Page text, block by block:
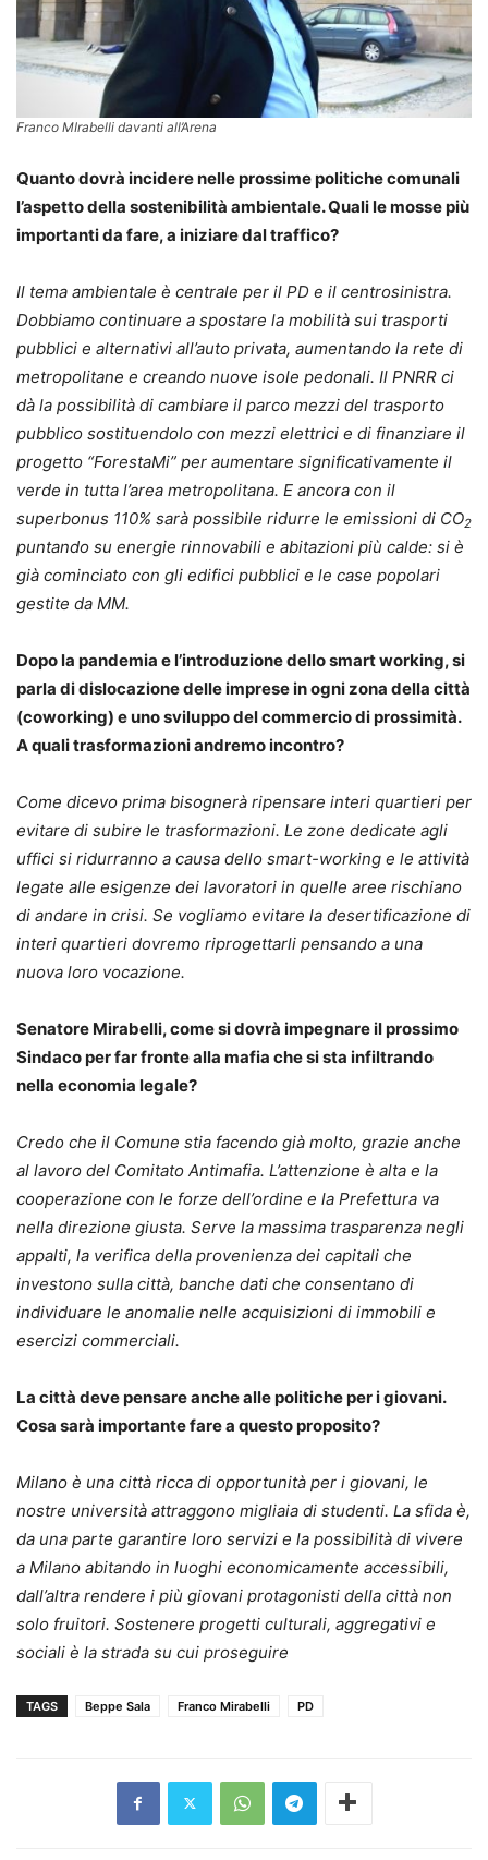
Franco MIrabelli davanti all’Arena
Quanto dovrà incidere nelle prossime politiche comunali
l’aspetto della sostenibilità ambientale. Quali le mosse più
importanti da fare, a iniziare dal traffico?
Il tema ambientale è centrale per il PD e il centrosinistra.
Dobbiamo continuare a spostare la mobilità sui trasporti
pubblici e alternativi all’auto privata, aumentando la rete di
metropolitane e creando nuove isole pedonali. Il PNRR ci
dà la possibilità di cambiare il parco mezzi del trasporto
pubblico sostituendolo con mezzi elettrici e di finanziare il
progetto “ForestaMi” per aumentare significativamente il
verde in tutta l’area metropolitana. E ancora con il
superbonus 110% sarà possibile ridurre le emissioni di CO2
puntando su energie rinnovabili e abitazioni più calde: si è
già cominciato con gli edifici pubblici e le case popolari
gestite da MM.
Dopo la pandemia e l’introduzione dello smart working, si
parla di dislocazione delle imprese in ogni zona della città
(coworking) e uno sviluppo del commercio di prossimità.
A quali trasformazioni andremo incontro?
Come dicevo prima bisognerà ripensare interi quartieri per
evitare di subire le trasformazioni. Le zone dedicate agli
uffici si ridurranno a causa dello smart-working e le attività
legate alle esigenze dei lavoratori in quelle aree rischiano
di andare in crisi. Se vogliamo evitare la desertificazione di
interi quartieri dovremo riprogettarli pensando a una
nuova loro vocazione.
Senatore Mirabelli, come si dovrà impegnare il prossimo
Sindaco per far fronte alla mafia che si sta infiltrando
nella economia legale?
Credo che il Comune stia facendo già molto, grazie anche
al lavoro del Comitato Antimafia. L’attenzione è alta e la
cooperazione con le forze dell’ordine e la Prefettura va
nella direzione giusta. Serve la massima trasparenza negli
appalti, la verifica della provenienza dei capitali che
investono sulla città, banche dati che consentano di
individuare le anomalie nelle acquisizioni di immobili e
esercizi commerciali.
La città deve pensare anche alle politiche per i giovani.
Cosa sarà importante fare a questo proposito?
Milano è una città ricca di opportunità per i giovani, le
nostre università attraggono migliaia di studenti. La sfida è,
da una parte garantire loro servizi e la possibilità di vivere
a Milano abitando in luoghi economicamente accessibili,
dall’altra rendere i più giovani protagonisti della città non
solo fruitori. Sostenere progetti culturali, aggregativi e
sociali è la strada su cui proseguire
TAGS Beppe Sala Franco Mirabelli PD